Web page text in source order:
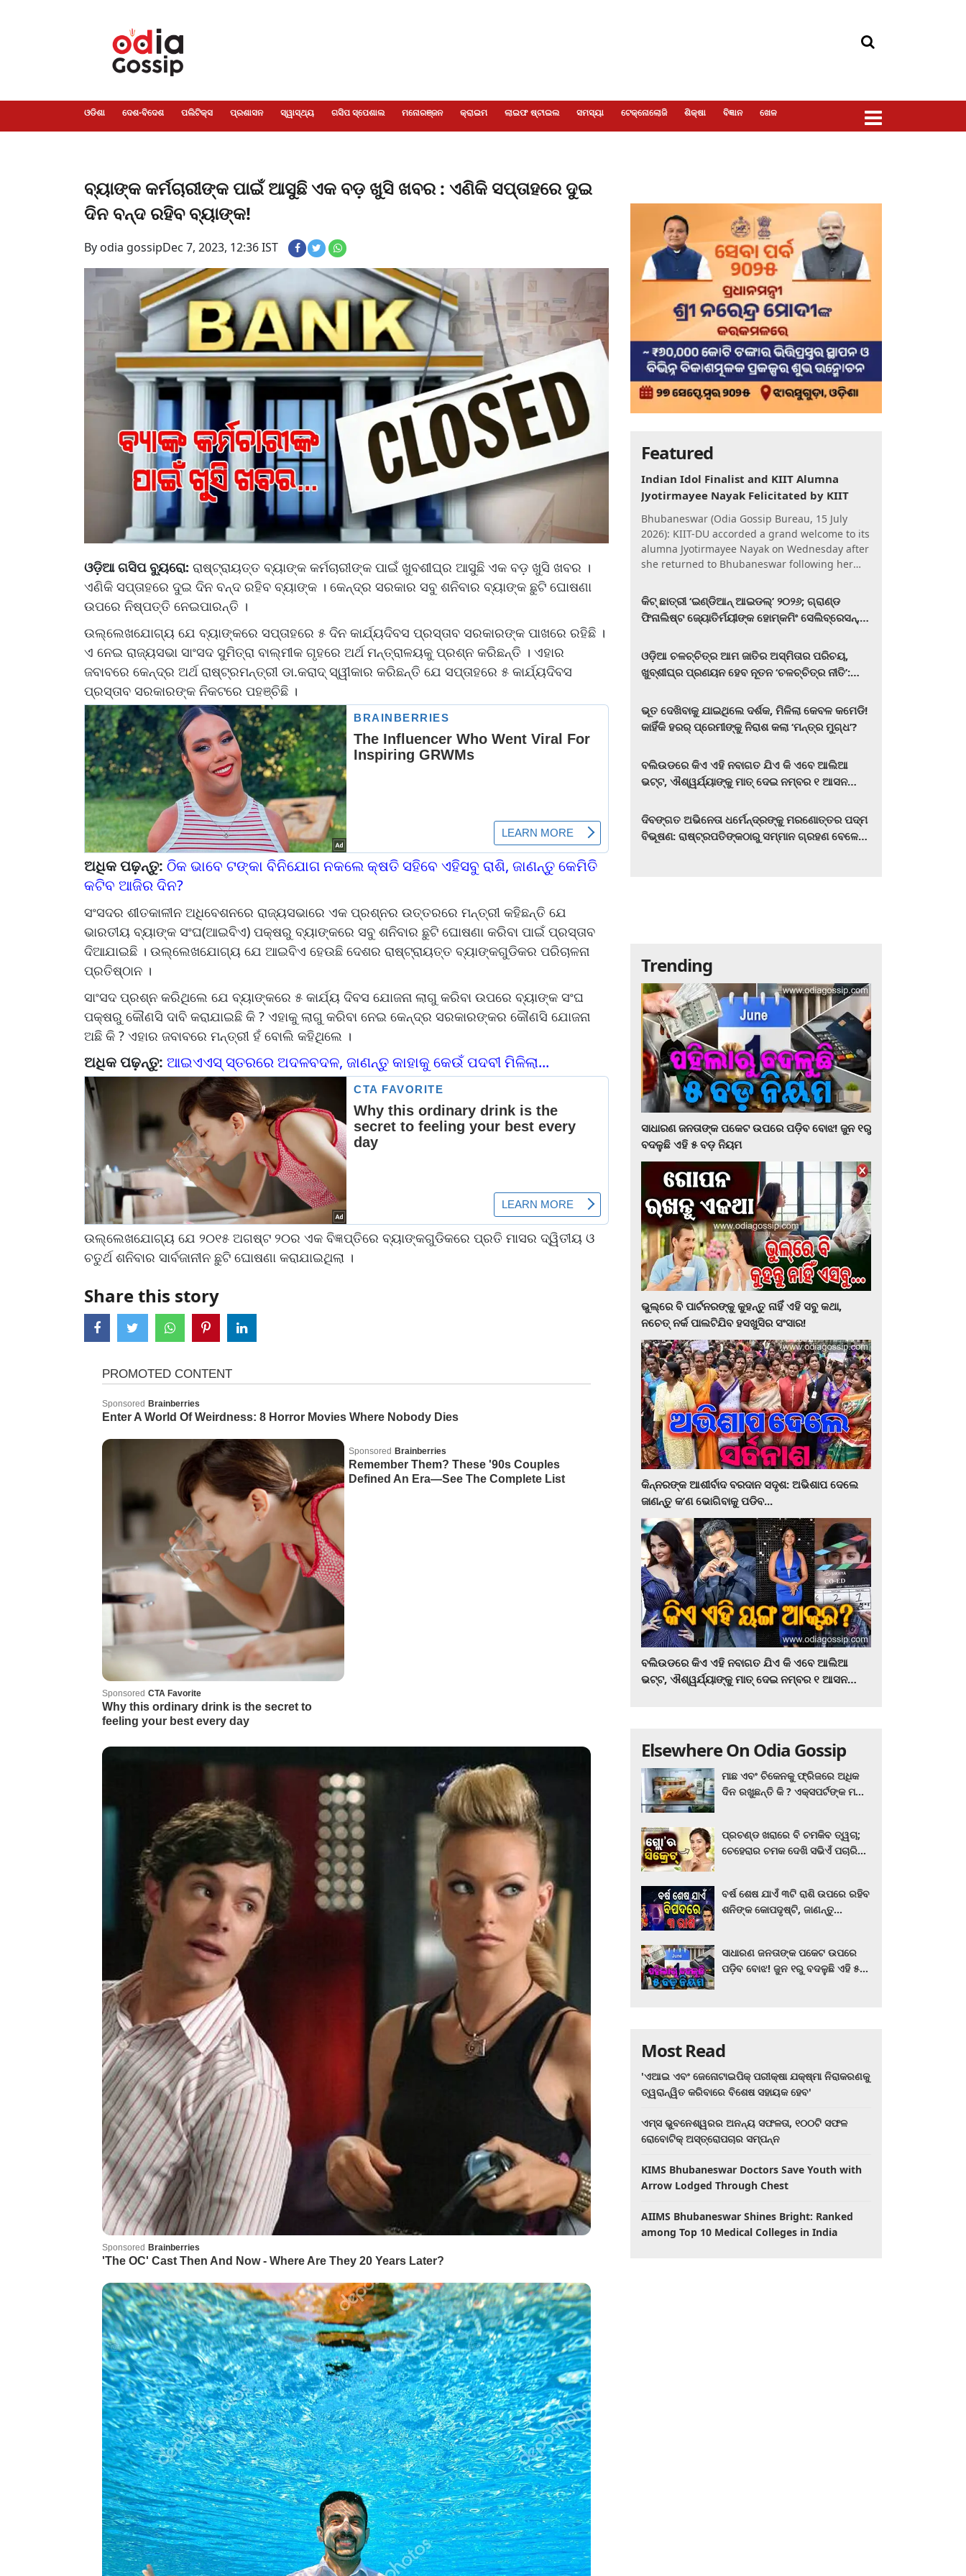
ଓଡିଶା ଦେଶ-ବିଦେଶ ପଲିଟିକ୍ସ ପ୍ରଶାସନ ସ୍ୱାସ୍ଥ୍ୟ ଗସିପ ସ୍ପେଶାଲ ମନୋରଞ୍ଜନ କ୍ରାଇମ ଲାଇଫ ଷ୍ଟାଇଲ ସମସ୍ୟା ଟେକ୍ନୋଲୋଜି ଶିକ୍ଷା ବିଜ୍ଞାନ ଖେଳ
ବ୍ୟାଙ୍କ କର୍ମଚାରୀଙ୍କ ପାଇଁ ଆସୁଛି ଏକ ବଡ଼ ଖୁସି ଖବର : ଏଣିକି ସପ୍ତାହରେ ଦୁଇ
ଦିନ ବନ୍ଦ ରହିବ ବ୍ୟାଙ୍କ!
By odia gossipDec 7, 2023, 12:36 IST
ଓଡ଼ିଆ ଗସିପ ବ୍ୟୁରୋ: ରାଷ୍ଟ୍ରାୟତ୍ତ ବ୍ୟାଙ୍କ କର୍ମଚାରୀଙ୍କ ପାଇଁ ଖୁବଶୀଘ୍ର ଆସୁଛି ଏକ ବଡ଼ ଖୁସି ଖବର ।
ଏଣିକି ସପ୍ତାହରେ ଦୁଇ ଦିନ ବନ୍ଦ ରହିବ ବ୍ୟାଙ୍କ । କେନ୍ଦ୍ର ସରକାର ସବୁ ଶନିବାର ବ୍ୟାଙ୍କ ଛୁଟି ଘୋଷଣା
ଉପରେ ନିଷ୍ପତ୍ତି ନେଇପାରନ୍ତି ।
ଉଲ୍ଲେଖଯୋଗ୍ୟ ଯେ ବ୍ୟାଙ୍କରେ ସପ୍ତାହରେ ୫ ଦିନ କାର୍ଯ୍ୟଦିବସ ପ୍ରସ୍ତାବ ସରକାରଙ୍କ ପାଖରେ ରହିଛି ।
ଏ ନେଇ ରାଜ୍ୟସଭା ସାଂସଦ ସୁମିତ୍ରା ବାଲ୍ମୀକ ଗୃହରେ ଅର୍ଥ ମନ୍ତ୍ରାଳୟକୁ ପ୍ରଶ୍ନ କରିଛନ୍ତି । ଏହାର
ଜବାବରେ କେନ୍ଦ୍ର ଅର୍ଥ ରାଷ୍ଟ୍ରମନ୍ତ୍ରୀ ଡା.କରାଦ୍‌ ସ୍ୱୀକାର କରିଛନ୍ତି ଯେ ସପ୍ତାହରେ ୫ କାର୍ଯ୍ୟଦିବସ
ପ୍ରସ୍ତାବ ସରକାରଙ୍କ ନିକଟରେ ପହଞ୍ଚିଛି ।
ଅଧିକ ପଢ଼ନ୍ତୁ: ଠିକ ଭାବେ ଟଙ୍କା ବିନିଯୋଗ ନକଲେ କ୍ଷତି ସହିବେ ଏହିସବୁ ରାଶି, ଜାଣନ୍ତୁ କେମିତି
କଟିବ ଆଜିର ଦିନ?
ସଂସଦର ଶୀତକାଳୀନ ଅଧିବେଶନରେ ରାଜ୍ୟସଭାରେ ଏକ ପ୍ରଶ୍ନର ଉତ୍ତରରେ ମନ୍ତ୍ରୀ କହିଛନ୍ତି ଯେ
ଭାରତୀୟ ବ୍ୟାଙ୍କ ସଂଘ(ଆଇବିଏ) ପକ୍ଷରୁ ବ୍ୟାଙ୍କରେ ସବୁ ଶନିବାର ଛୁଟି ଘୋଷଣା କରିବା ପାଇଁ ପ୍ରସ୍ତାବ
ଦିଆଯାଇଛି । ଉଲ୍ଲେଖଯୋଗ୍ୟ ଯେ ଆଇବିଏ ହେଉଛି ଦେଶର ରାଷ୍ଟ୍ରାୟତ୍ତ ବ୍ୟାଙ୍କଗୁଡିକର ପରିଚାଳନା
ପ୍ରତିଷ୍ଠାନ ।
ସାଂସଦ ପ୍ରଶ୍ନ କରିଥିଲେ ଯେ ବ୍ୟାଙ୍କରେ ୫ କାର୍ଯ୍ୟ ଦିବସ ଯୋଜନା ଲାଗୁ କରିବା ଉପରେ ବ୍ୟାଙ୍କ ସଂଘ
ପକ୍ଷରୁ କୌଣସି ଦାବି କରାଯାଇଛି କି ? ଏହାକୁ ଲାଗୁ କରିବା ନେଇ କେନ୍ଦ୍ର ସରକାରଙ୍କର କୌଣସି ଯୋଜନା
ଅଛି କି ? ଏହାର ଜବାବରେ ମନ୍ତ୍ରୀ ହଁ ବୋଲି କହିଥିଲେ ।
ଅଧିକ ପଢ଼ନ୍ତୁ: ଆଇଏଏସ୍ ସ୍ତରରେ ଅଦଳବଦଳ, ଜାଣନ୍ତୁ କାହାକୁ କେଉଁ ପଦବୀ ମିଳିଲା...
ଉଲ୍ଲେଖଯୋଗ୍ୟ ଯେ ୨୦୧୫ ଅଗଷ୍ଟ ୨୦ର ଏକ ବିଜ୍ଞପ୍ତିରେ ବ୍ୟାଙ୍କଗୁଡିକରେ ପ୍ରତି ମାସର ଦ୍ୱିତୀୟ ଓ
ଚତୁର୍ଥ ଶନିବାର ସାର୍ବଜାନୀନ ଛୁଟି ଘୋଷଣା କରାଯାଇଥିଲା ।
Share this story
Featured
Indian Idol Finalist and KIIT Alumna
Jyotirmayee Nayak Felicitated by KIIT
Bhubaneswar (Odia Gossip Bureau, 15 July
2026): KIIT-DU accorded a grand welcome to its
alumna Jyotirmayee Nayak on Wednesday after
she returned to Bhubaneswar following her
କିଟ୍‍ ଛାତ୍ରୀ ‘ଇଣ୍ଡିଆନ୍ ଆଇଡଲ୍‌’ ୨୦୨୬; ଗ୍ରାଣ୍ଡ
ଫିନାଲିଷ୍ଟ ଜ୍ୟୋତିର୍ମୟୀଙ୍କ ହୋମ୍‍କମିଂ ସେଲିବ୍ରେସନ୍‍,
ଓଡ଼ିଆ ଚଳଚ୍ଚିତ୍ର ଆମ ଜାତିର ଅସ୍ମିତାର ପରିଚୟ,
ଖୁବ୍‌ଶୀଘ୍ର ପ୍ରଣୟନ ହେବ ନୂତନ ‘ଚଳଚ୍ଚିତ୍ର ନୀତି’:
ଭୂତ ଦେଖିବାକୁ ଯାଇଥିଲେ ଦର୍ଶକ, ମିଳିଲା କେବଳ କମେଡି!
କାହିଁକି ହରର୍‌ ପ୍ରେମୀଙ୍କୁ ନିରାଶ କଲା ‘ମନ୍ତ୍ର ମୁଗ୍ଧ’?
ବଲିଉଡରେ କିଏ ଏହି ନବାଗତ ଯିଏ କି ଏବେ ଆଲିଆ
ଭଟ୍ଟ, ଐଶ୍ୱର୍ଯ୍ୟାଙ୍କୁ ମାତ୍‌ ଦେଇ ନମ୍ବର ୧ ଆସନ
ଦିବଙ୍ଗତ ଅଭିନେତା ଧର୍ମେନ୍ଦ୍ରଙ୍କୁ ମରଣୋତ୍ତର ପଦ୍ମ
ବିଭୂଷଣ: ରାଷ୍ଟ୍ରପତିଙ୍କଠାରୁ ସମ୍ମାନ ଗ୍ରହଣ ବେଳେ
Trending
ସାଧାରଣ ଜନତାଙ୍କ ପକେଟ ଉପରେ ପଡ଼ିବ ବୋଝ! ଜୁନ ୧ରୁ
ବଦଳୁଛି ଏହି ୫ ବଡ଼ ନିୟମ
ଭୁଲ୍‌ରେ ବି ପାର୍ଟନରଙ୍କୁ କୁହନ୍ତୁ ନାହିଁ ଏହି ସବୁ କଥା,
ନଚେତ୍‌ ନର୍କ ପାଲଟିଯିବ ହସଖୁସିର ସଂସାର!
କିନ୍ନରଙ୍କ ଆଶୀର୍ବାଦ ବରଦାନ ସଦୃଶ: ଅଭିଶାପ ଦେଲେ
ଜାଣନ୍ତୁ କ’ଣ ଭୋଗିବାକୁ ପଡିବ...
ବଲିଉଡରେ କିଏ ଏହି ନବାଗତ ଯିଏ କି ଏବେ ଆଲିଆ
ଭଟ୍ଟ, ଐଶ୍ୱର୍ଯ୍ୟାଙ୍କୁ ମାତ୍‌ ଦେଇ ନମ୍ବର ୧ ଆସନ
Elsewhere On Odia Gossip
ମାଛ ଏବଂ ଚିକେନକୁ ଫ୍ରିଜରେ ଅଧିକ
ଦିନ ରଖୁଛନ୍ତି କି ? ଏକ୍ସପର୍ଟଙ୍କ ମତ
ପ୍ରଚଣ୍ଡ ଖରାରେ ବି ଚମକିବ ତ୍ୱଚା;
ଚେହେରାର ଚମକ ଦେଖି ସଭିଏଁ ପଚାରିବେ
ବର୍ଷ ଶେଷ ଯାଏଁ ୩ଟି ରାଶି ଉପରେ ରହିବ
ଶନିଙ୍କ କୋପଦୃଷ୍ଟି, ଜାଣନ୍ତୁ
ସାଧାରଣ ଜନତାଙ୍କ ପକେଟ ଉପରେ
ପଡ଼ିବ ବୋଝ! ଜୁନ ୧ରୁ ବଦଳୁଛି ଏହି ୫
Most Read
'ଏଆଇ ଏବଂ ଜେନୋଟାଇପିକ୍ ପରୀକ୍ଷା ଯକ୍ଷ୍ମା ନିରାକରଣକୁ
ତ୍ୱରାନ୍ୱିତ କରିବାରେ ବିଶେଷ ସହାୟକ ହେବ'
ଏମ୍ସ ଭୁବନେଶ୍ୱରର ଅନନ୍ୟ ସଫଳତା, ୧୦୦ଟି ସଫଳ
ରୋବୋଟିକ୍ ଅସ୍ତ୍ରୋପଚାର ସମ୍ପନ୍ନ
KIMS Bhubaneswar Doctors Save Youth with
Arrow Lodged Through Chest
AIIMS Bhubaneswar Shines Bright: Ranked
among Top 10 Medical Colleges in India